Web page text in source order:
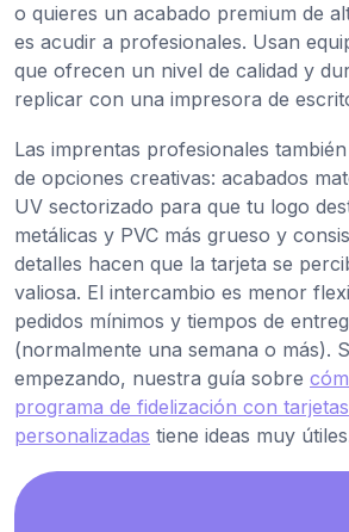
o quieres un acabado premium de
es acudir a profesionales. Usan
que ofrecen un nivel de calidad y
replicar con una impresora de
Las imprentas profesionales
de opciones creativas: acabados
UV sectorizado para que tu logo
metálicas y PVC más grueso y
detalles hacen que la tarjeta se
valiosa. El intercambio es menor
pedidos mínimos y tiempos de
(normalmente una semana o más).
empezando, nuestra guía sobre
programa de fidelización con
personalizadas tiene ideas muy